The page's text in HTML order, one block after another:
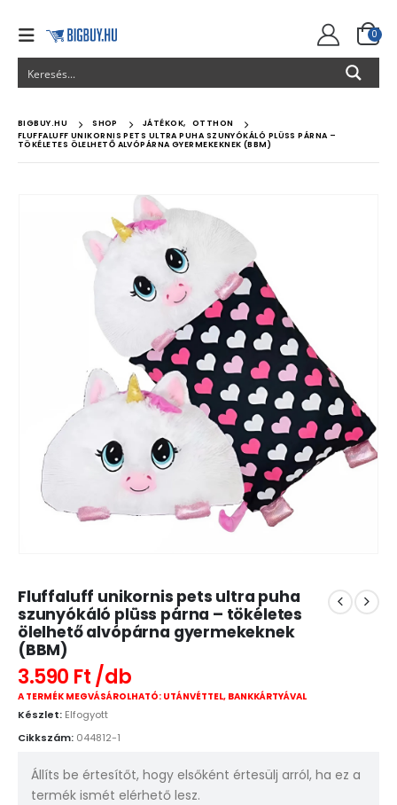
0
BIGBUY.HU SHOP JÁTÉKOK,
OTTHON
FLUFFALUFF UNIKORNIS PETS ULTRA PUHA SZUNYÓKÁLÓ PLÜSS PÁRNA –
TÖKÉLETES ÖLELHETŐ ALVÓPÁRNA GYERMEKEKNEK (BBM)
Fluffaluff unikornis pets ultra puha
szunyókáló plüss párna – tökéletes
ölelhető alvópárna gyermekeknek
(BBM)
3.590 Ft
A TERMÉK MEGVÁSÁROLHATÓ: UTÁNVÉTTEL, BANKKÁRTYÁVAL
Készlet: Elfogyott
Cikkszám: 044812-1
Állíts be értesítőt, hogy elsőként értesülj arról, ha ez a
termék ismét elérhető lesz.